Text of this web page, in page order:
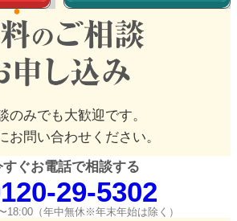
のみでも大歓迎です。
お問い合わせください。
すぐお電話で相談する
29-5302
18:00（年中無休※年末年始は除く）